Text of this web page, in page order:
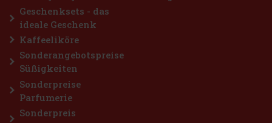
Geschenksets - das
ideale Geschenk
Kaffeeliköre
Sonderangebotspreise
Süßigkeiten
Sonderpreise
Parfumerie
Sonderpreis